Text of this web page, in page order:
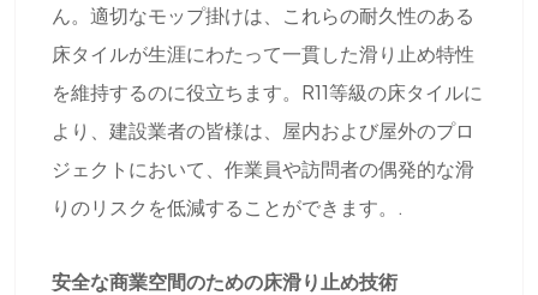
ん。適切なモップ掛けは、これらの耐久性のある
床タイルが生涯にわたって一貫した滑り止め特性
を維持するのに役立ちます。R11等級の床タイルに
より、建設業者の皆様は、屋内および屋外のプロ
ジェクトにおいて、作業員や訪問者の偶発的な滑
りのリスクを低減することができます。.
安全な商業空間のための床滑り止め技術